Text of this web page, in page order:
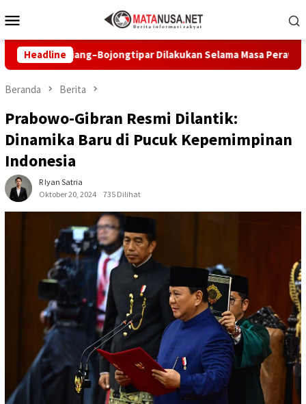
ke
Mobile
Headline Dilakukan Selama Masa Perawatan
Beranda Berita
Prabowo-Gibran Resmi Dilantik:
Dinamika Baru di Pucuk Kepemimpinan
Indonesia
R Iyan Satria
Oktober 20, 2024
735 Dilihat